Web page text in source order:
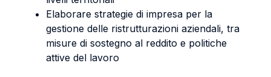
Elaborare strategie di impresa per la
gestione delle ristrutturazioni aziendali, tra
misure di sostegno al reddito e politiche
attive del lavoro